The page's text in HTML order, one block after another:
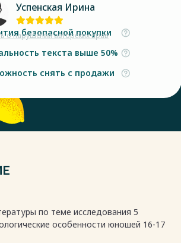
Успенская Ирина
о нарушении авторских прав
безопасной покупки
текста выше 50%
снять с продажи
по теме исследования 5
особенности юношей 16-17